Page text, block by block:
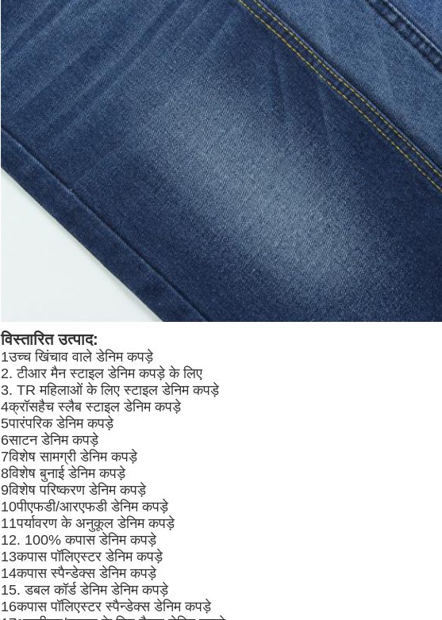
विस्तारित उत्पाद:
1उच्च खिंचाव वाले डेनिम कपड़े
2. टीआर मैन स्टाइल डेनिम कपड़े के लिए
3. TR महिलाओं के लिए स्टाइल डेनिम कपड़े
4क्रॉसहैच स्लैब स्टाइल डेनिम कपड़े
5पारंपरिक डेनिम कपड़े
6साटन डेनिम कपड़े
7विशेष सामग्री डेनिम कपड़े
8विशेष बुनाई डेनिम कपड़े
9विशेष परिष्करण डेनिम कपड़े
10पीएफडी/आरएफडी डेनिम कपड़े
11पर्यावरण के अनुकूल डेनिम कपड़े
12. 100% कपास डेनिम कपड़े
13कपास पॉलिएस्टर डेनिम कपड़े
14कपास स्पैन्डेक्स डेनिम कपड़े
15. डबल कॉर्ड डेनिम डेनिम कपड़े
16कपास पॉलिएस्टर स्पैन्डेक्स डेनिम कपड़े